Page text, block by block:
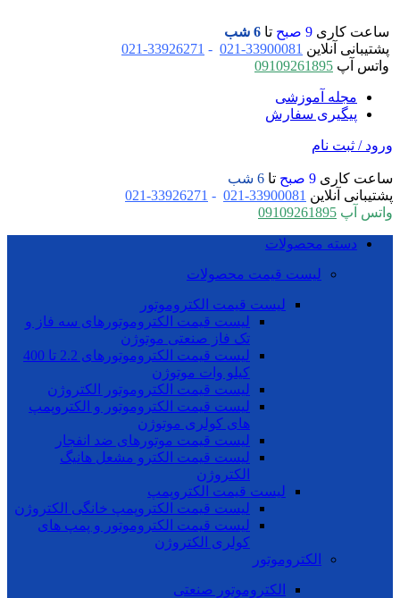
ساعت کاری 9 صبح تا 6 شب
پشتیبانی آنلاین 33900081-021
-
33926271-021
واتس آپ 09109261895
مجله آموزشی
پیگیری سفارش
ورود / ثبت نام
ساعت کاری 9 صبح تا 6 شب
پشتیبانی آنلاین 33900081-021
-
33926271-021
واتس آپ 09109261895
دسته محصولات
لیست قیمت محصولات
لیست قیمت الکتروموتور
لیست قیمت الکتروموتورهای سه فاز و
تک فاز صنعتی موتوژن
لیست قیمت الکتروموتورهای 2.2 تا 400
کیلو وات موتوژن
لیست قیمت الکتروموتور الکتروژن
لیست قیمت الکتروموتور و الکتروپمپ
های کولری موتوژن
لیست قیمت موتورهای ضد انفجار
لیست قیمت الکترو مشعل هانیگ
الکتروژن
لیست قیمت الکتروپمپ
لیست قیمت الکتروپمپ خانگی الکتروژن
لیست قیمت الکتروموتور و پمپ های
کولری الکتروژن
الکتروموتور
الکتروموتور صنعتی